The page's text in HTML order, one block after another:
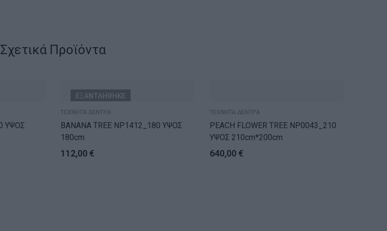
Σχετικά Προϊόντα
ΕΞΑΝΤΛΗΘΗΚΕ
ΤΕΧΝΗΤΑ ΔΕΝΤΡΑ
BANANA TREE NP1412_180 ΥΨΟΣ
180cm
112,00 €
ΤΕΧΝΗΤΑ ΔΕΝΤΡΑ
PEACH FLOWER TREE NP0043_210
ΥΨΟΣ 210cm*200cm
640,00 €